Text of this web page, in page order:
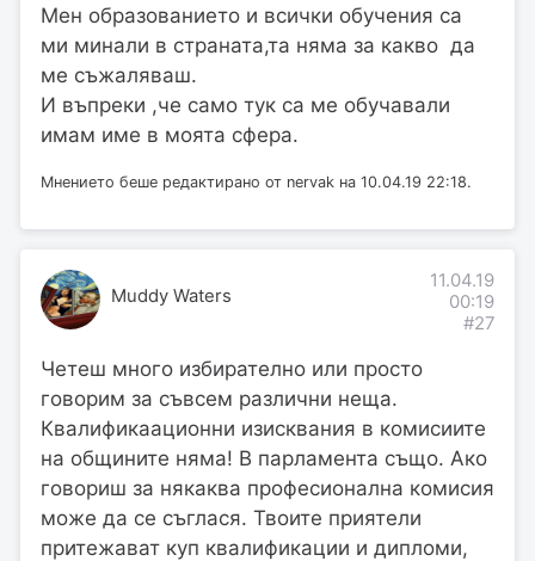
Мен образованието и всички обучения са
ми минали в страната,та няма за какво да
ме съжаляваш.
И въпреки ,че само тук са ме обучавали
имам име в моята сфера.
Мнението беше редактирано от nervak на 10.04.19 22:18.
Muddy Waters
11.04.19
00:19
#27
Четеш много избирателно или просто
говорим за съвсем различни неща.
Квалификаационни изисквания в комисиите
на общините няма! В парламента също. Ако
говориш за някаква професионална комисия
може да се съглася. Твоите приятели
притежават куп квалификации и дипломи,